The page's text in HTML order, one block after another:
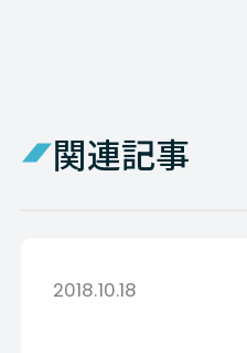
関連記事
2018.10.18